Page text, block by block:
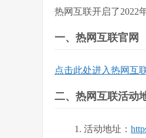
热网互联开启了2022
一、热网互联官网
点击此处进入热网互
二、热网互联活动
活动地址：